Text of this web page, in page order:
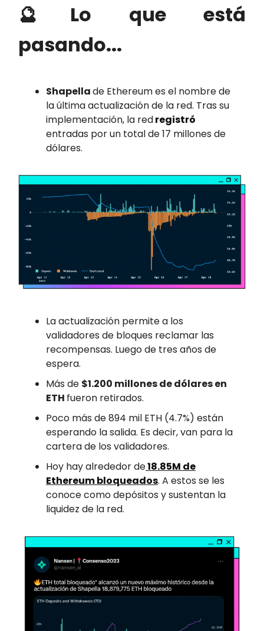
🔮Lo que está
pasando...
Shapellade Ethereum es el nombre de
la última actualización de la red. Tras su
implementación, la redregistró
entradas por un total de 17 millones de
dólares.
La actualización permite a los
validadores de bloques reclamar las
recompensas. Luego de tres años de
espera.
Más de $1.200 millones de dólares en
ETH fueron retirados.
Poco más de 894 mil ETH (4.7%) están
esperando la salida. Es decir, van para la
cartera de los validadores.
Hoy hay alrededor de18.85M de
Ethereum bloqueados. A estos se les
conoce como depósitos y sustentan la
liquidez de la red.